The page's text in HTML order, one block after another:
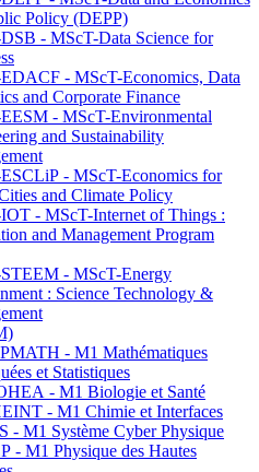
Policy (DEPP)
- MScT-Data Science for
- MScT-Economics, Data
and Corporate Finance
- MScT-Environmental
and Sustainability
- MScT-Economics for
and Climate Policy
- MScT-Internet of Things :
and Management Program
- MScT-Energy
: Science Technology &
- M1 Mathématiques
et Statistiques
- M1 Biologie et Santé
- M1 Chimie et Interfaces
- M1 Système Cyber Physique
- M1 Physique des Hautes